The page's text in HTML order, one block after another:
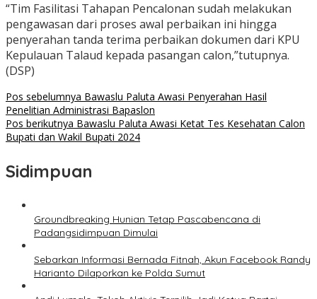
“Tim Fasilitasi Tahapan Pencalonan sudah melakukan
pengawasan dari proses awal perbaikan ini hingga
penyerahan tanda terima perbaikan dokumen dari KPU
Kepulauan Talaud kepada pasangan calon,”tutupnya.
(DSP)
Navigasi
pos
Pos sebelumnya Bawaslu Paluta Awasi Penyerahan Hasil
Penelitian Administrasi Bapaslon
Pos berikutnya Bawaslu Paluta Awasi Ketat Tes Kesehatan Calon
Bupati dan Wakil Bupati 2024
Sidimpuan
Groundbreaking Hunian Tetap Pascabencana di
Padangsidimpuan Dimulai
Sebarkan Informasi Bernada Fitnah, Akun Facebook Randy
Harianto Dilaporkan ke Polda Sumut